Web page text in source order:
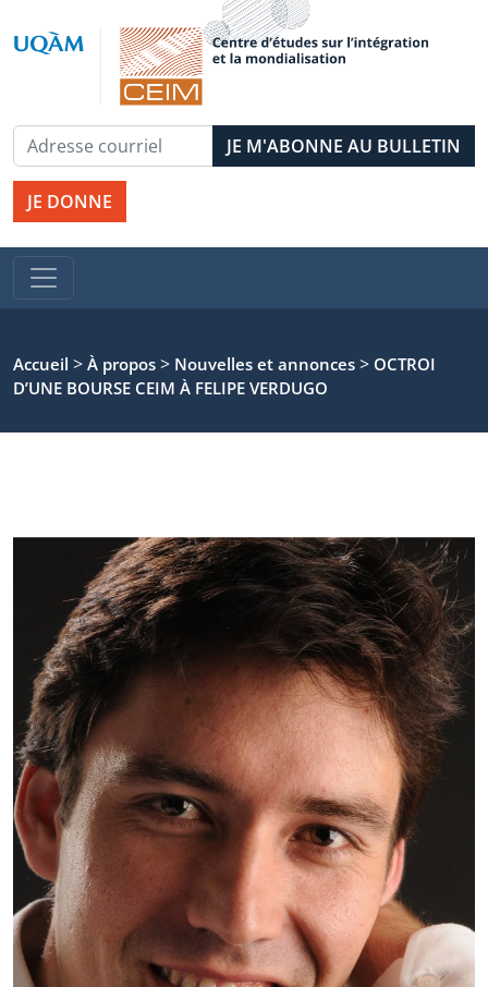
JE DONNE
Accueil > À propos > Nouvelles et annonces > OCTROI
D’UNE BOURSE CEIM À FELIPE VERDUGO